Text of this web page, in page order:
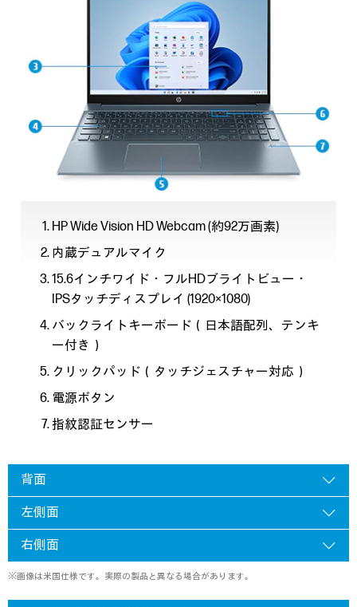
HP Wide Vision HD Webcam (約92万画素)
内蔵デュアルマイク
15.6インチワイド・フルHDブライトビュー・
IPSタッチディスプレイ (1920×1080)
バックライトキーボード（日本語配列、テンキ
ー付き）
クリックパッド（タッチジェスチャー対応）
電源ボタン
指紋認証センサー
背面
左側面
右側面
※画像は米国仕様です。実際の製品と異なる場合があります。